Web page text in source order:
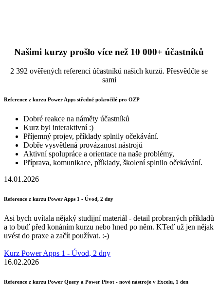
Našimi kurzy prošlo více než 10 000+ účastníků
2 392 ověřených referencí účastníků našich kurzů. Přesvědčte se
sami
Reference z kurzu Power Apps středně pokročilé pro OZP
Dobré reakce na náměty účastníků
Kurz byl interaktivní :)
Příjemný projev, příklady splnily očekávání.
Dobře vysvětlená provázanost nástrojů
Aktivní spolupráce a orientace na naše problémy,
Příprava, komunikace, příklady, školení splnilo očekávání.
14.01.2026
Reference z kurzu Power Apps 1 - Úvod, 2 dny
Asi bych uvítala nějaký studijní materiál - detail probraných příkladů
a to buď před konáním kurzu nebo hned po něm. KTeď už jen nějak
uvést do praxe a začít používat. :-)
Kurz Power Apps 1 - Úvod, 2 dny
16.02.2026
Reference z kurzu Power Query a Power Pivot - nové nástroje v Excelu, 1 den